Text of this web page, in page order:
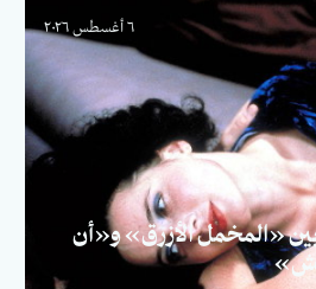
٦ أغسطس ٢٠٢٦
«المخمل الأزرق» و«أن